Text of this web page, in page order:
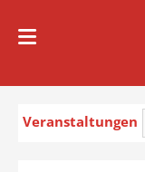
Veranstaltungen